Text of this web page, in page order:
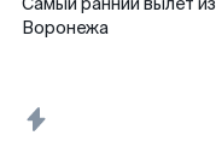
Воронежа